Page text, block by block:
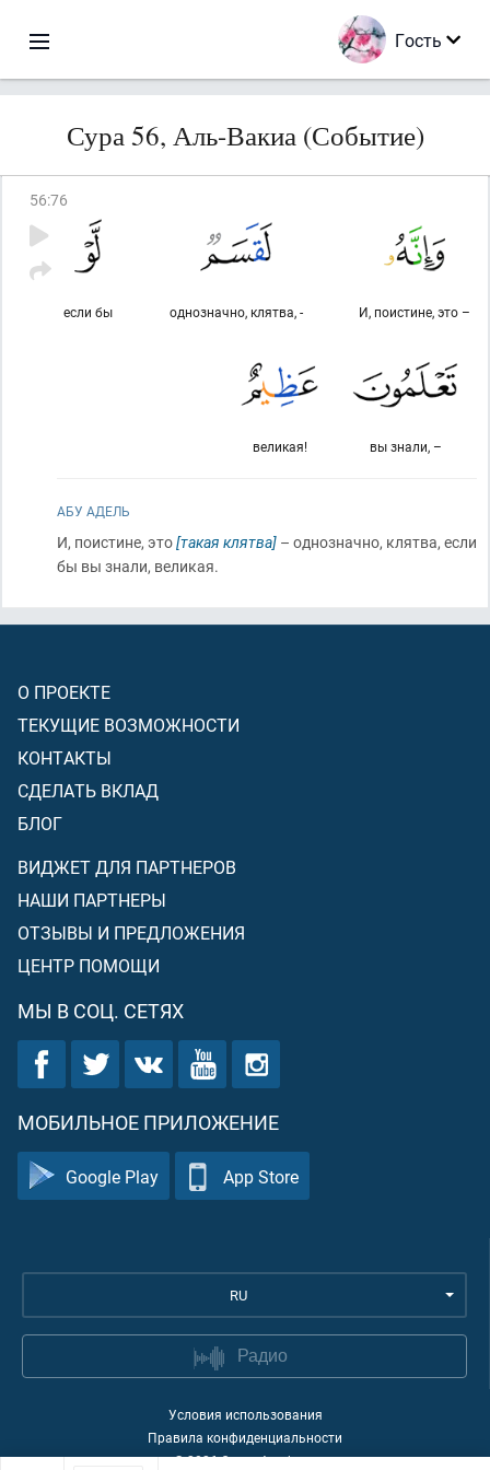
Гость
Сура 56, Аль-Вакиа (Событие)
56:76
И, поистине, это –
однозначно, клятва, -
если бы
вы знали, –
великая!
АБУ АДЕЛЬ
И, поистине, это[такая клятва] – однозначно, клятва, если
бы вы знали, великая.
О ПРОЕКТЕ
ТЕКУЩИЕ ВОЗМОЖНОСТИ
КОНТАКТЫ
СДЕЛАТЬ ВКЛАД
БЛОГ
ВИДЖЕТ ДЛЯ ПАРТНЕРОВ
НАШИ ПАРТНЕРЫ
ОТЗЫВЫ И ПРЕДЛОЖЕНИЯ
ЦЕНТР ПОМОЩИ
МЫ В СОЦ. СЕТЯХ
МОБИЛЬНОЕ ПРИЛОЖЕНИЕ
Google Play App Store
RU
Радио
Условия использования
Правила конфиденциальности
©2026Quran Academy